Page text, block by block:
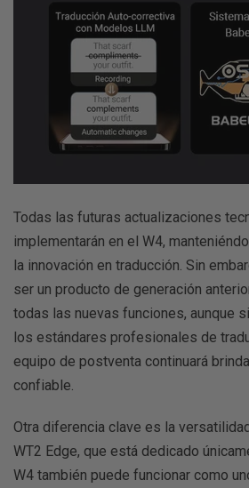
Todas las futuras actualizaciones
implementarán en el W4,
la innovación en traducción. Sin
ser un producto de generación
todas las nuevas funciones, aunque
los estándares profesionales de
equipo de postventa continuará
confiable.
Otra diferencia clave es la
WT2 Edge, que está dedicado
W4 también puede funcionar como